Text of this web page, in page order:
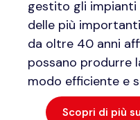
gestito gli
delle più
da oltre 40 anni
possano produrre
modo efficiente e
Scopri di più